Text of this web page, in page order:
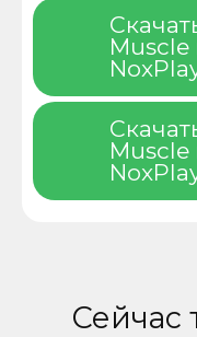
Muscle
Muscle
Сейчас